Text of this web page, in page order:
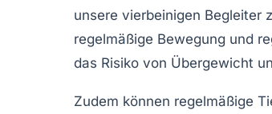
unsere vierbeinigen Begleiter
regelmäßige Bewegung und
das Risiko von Übergewicht
Zudem können regelmäßige